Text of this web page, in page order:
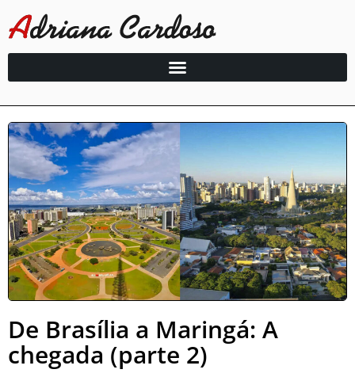
De Brasília a Maringá: A
chegada (parte 2)